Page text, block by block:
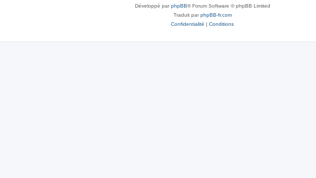
Développé parphpBB® Forum Software © phpBB Limited
Traduit parphpBB-fr.com
Confidentialité | Conditions